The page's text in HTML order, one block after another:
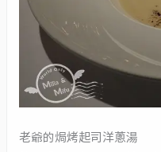
老爺的焗烤起司洋蔥湯